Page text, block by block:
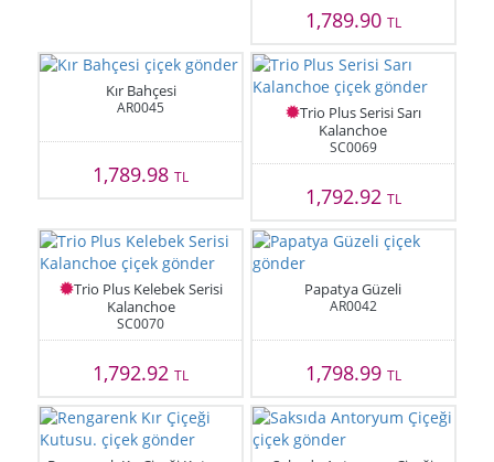
1,789.90 TL
Kır Bahçesi
AR0045
1,789.98TL
Trio Plus Serisi Sarı
Kalanchoe
SC0069
1,792.92 TL
Trio Plus Kelebek Serisi
Kalanchoe
SC0070
1,792.92TL
Papatya Güzeli
AR0042
1,798.99 TL